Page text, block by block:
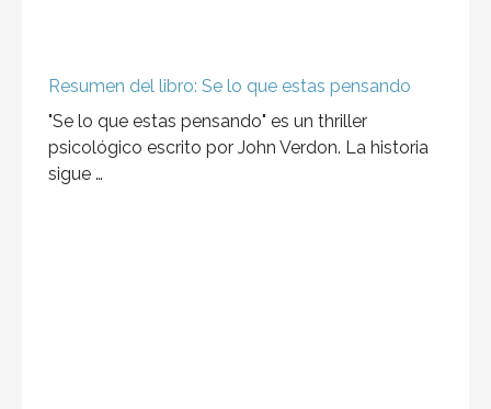
Resumen del libro: Se lo que estas pensando
"Se lo que estas pensando" es un thriller
psicológico escrito por John Verdon. La historia
sigue …